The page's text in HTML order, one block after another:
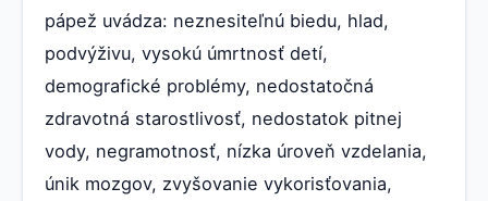
pápež uvádza: neznesiteľnú biedu, hlad,
podvýživu, vysokú úmrtnosť detí,
demografické problémy, nedostatočná
zdravotná starostlivosť, nedostatok pitnej
vody, negramotnosť, nízka úroveň vzdelania,
únik mozgov, zvyšovanie vykorisťovania,